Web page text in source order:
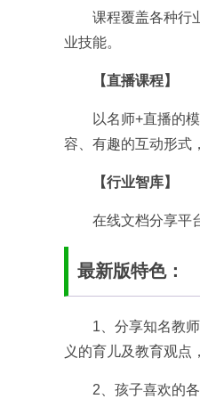
课程覆盖各种行
业技能。
【直播课程】
以名师+直播的
容、有趣的互动形式
【行业智库】
在线文档分享平
最新版特色：
1、分享知名教
义的育儿及教育观点
2、孩子喜欢的